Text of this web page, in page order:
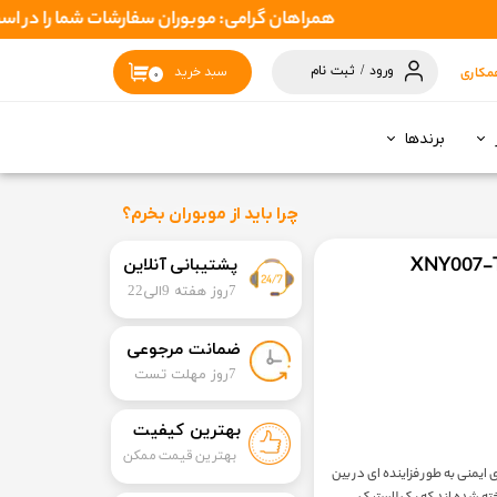
برندها
۰ سبد خرید ورود / ثبت نام
همراهان گرامی: موبوران سفارشات شما را در اسرع وقت ( 1 تا 2 روز کاری ) ارسال میکند تا نهایتا بین 3 تا 7 روزکاری بدستتان
به طور فزاینده ای در بین
​​پشتیبانی آنلاین
7روز هفته 9الی22
چرا باید از موبوران بخرم؟
​ضمانت مرجوعی
​7روز مهلت تست
بهترین کیفیت
بهترین قیمت ممکن